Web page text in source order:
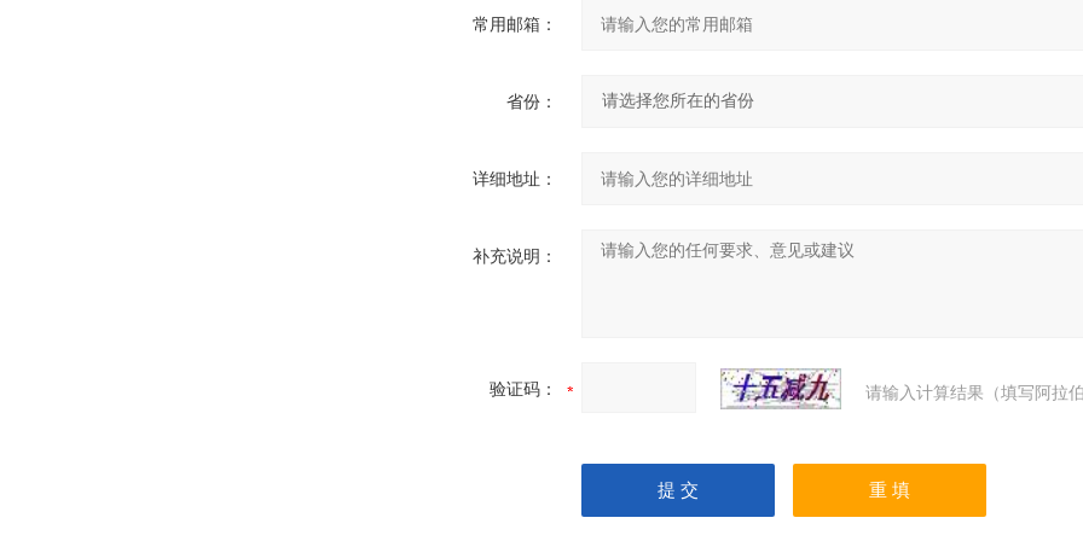
常用邮箱：
省份：
详细地址：
补充说明：
验证码： 请输入计算结果（填写阿拉